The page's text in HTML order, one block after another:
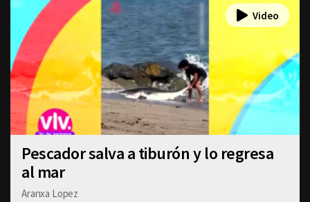
Pescador salva a tiburón y lo regresa
al mar
Aranxa Lopez